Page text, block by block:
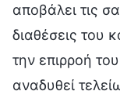
αποβάλει τις
διαθέσεις του
την επιρροή
αναδυθεί